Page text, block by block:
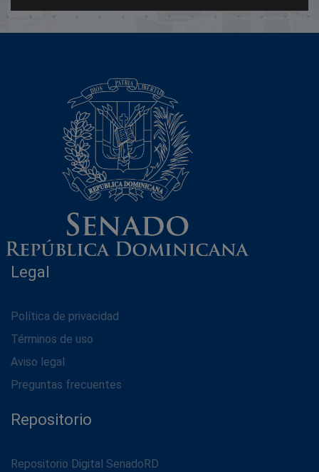
Legal
Política de privacidad
Términos de uso
Aviso legal
Preguntas frecuentes
Repositorio
Repositorio Digital SenadoRD